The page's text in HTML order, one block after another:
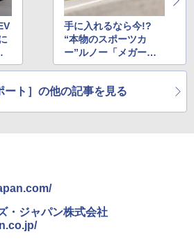
手に入れるなら今!?
“本物のスポーツカ
ー”ルノー「メガーヌ
R.S.」マイチェン後の
ート］の他の記事を見る
・ジャパン株式会社